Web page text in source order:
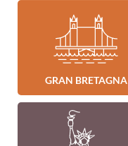
GRAN BRETAGNA